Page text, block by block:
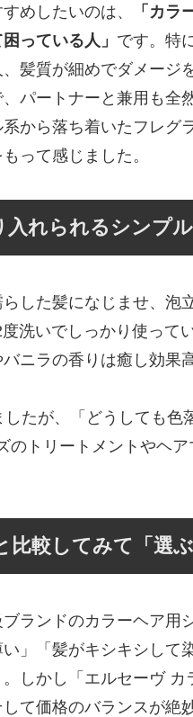
めしたいのは、 「カラ
っている人」 です。特
髪質が細めでダメージ
パートナーと兼用も全
から落ち着いたフレグ
って感じました。
れられるシンプ
した髪になじませ、泡
洗いでしっかり使ってい
ニラの香りは癒し効果
たが、「どうしても色
のトリートメントやヘ
較してみて「選
ランドのカラーヘア用
」「髪がキシキシして
しかし「エルセーヴ カ
て価格のバランスが絶妙